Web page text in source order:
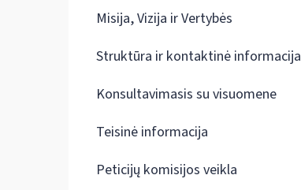
Misija, Vizija ir Vertybės
Struktūra ir kontaktinė informacija
Konsultavimasis su visuomene
Teisinė informacija
Peticijų komisijos veikla